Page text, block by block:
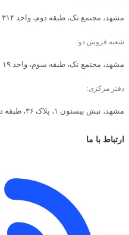
مشهد، مجتمع تک، طبقه دوم، واحد ۳۱۴
شعبه فروش دو:
مشهد، مجتمع تک، طبقه سوم، واحد ۱۹
دفتر مرکزی:
مشهد، نبش بیستون ۱، پلاک ۳۶، طبقه دوم، واحد ۳
ارتباط با ما